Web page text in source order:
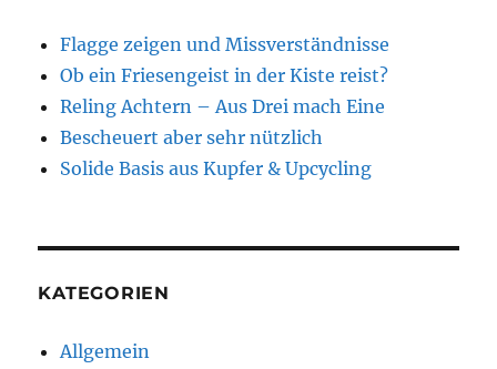
Flagge zeigen und Missverständnisse
Ob ein Friesengeist in der Kiste reist?
Reling Achtern – Aus Drei mach Eine
Bescheuert aber sehr nützlich
Solide Basis aus Kupfer & Upcycling
KATEGORIEN
Allgemein